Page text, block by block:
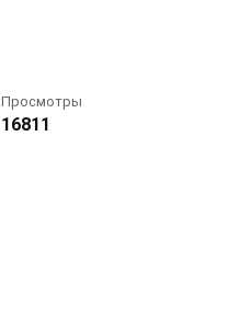
Просмотры
16811